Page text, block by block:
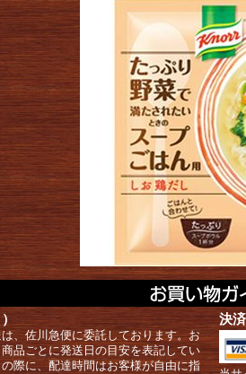
）
、佐川急便に委託しております。お
品ごとに発送日の目安を表記してい
際に、配達時間はお客様が自由に指
決